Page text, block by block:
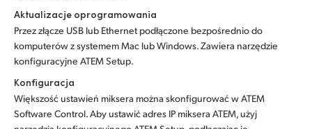
Aktualizacje oprogramowania
Przez złącze USB lub Ethernet podłączone bezpośrednio do
komputerów z systemem Mac lub Windows. Zawiera narzędzie
konfiguracyjne ATEM Setup.
Konfiguracja
Większość ustawień miksera można skonfigurować w ATEM
Software Control. Aby ustawić adres IP miksera ATEM, użyj